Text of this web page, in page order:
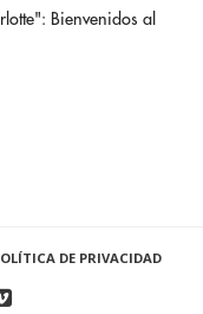
Bienvenidos al
DE PRIVACIDAD